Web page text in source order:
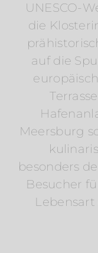
UNESCO-
die
auf die
Meersburg
besonders
Besucher